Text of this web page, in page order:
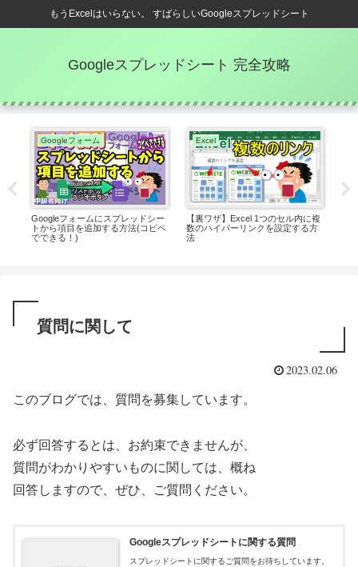
もうExcelはいらない。 すばらしいGoogleスプレッドシート
Googleスプレッドシート 完全攻略
Googleフォーム
Googleフォームにスプレッドシー
トから項目を追加する方法(コピペ
でできる！)
Excel
【裏ワザ】Excel 1つのセル内に複
数のハイパーリンクを設定する方
法
質問に関して
2023.02.06
このブログでは、質問を募集しています。
必ず回答するとは、お約束できませんが、
質問がわかりやすいものに関しては、概ね
回答しますので、ぜひ、ご質問ください。
Googleスプレッドシートに関する質問
スプレッドシートに関するご質問をお待ちしています。